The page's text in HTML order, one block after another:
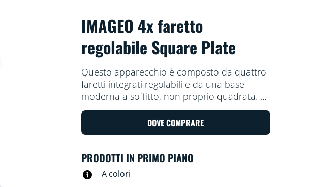
IMAGEO 4x faretto
regolabile Square Plate
Questo apparecchio è composto da quattro
faretti integrati regolabili e da una base
moderna a soffitto, non proprio quadrata. La
sua potenza è sufficiente per illuminare una
stanza di luce e colore in ogni direzione. Ti
consente di scegliere la scena luminosa più
DOVE COMPRARE
PRODOTTI IN PRIMO PIANO
A colori